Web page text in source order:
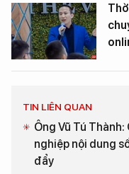
TIN LIÊN QUAN
Ông Vũ Tú
nghiệp nội dung
đẩy